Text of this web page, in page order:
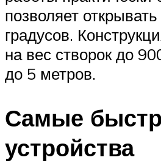
позволяет
градусов.
на вес створок до
до 5 метров.
Самые
устройства